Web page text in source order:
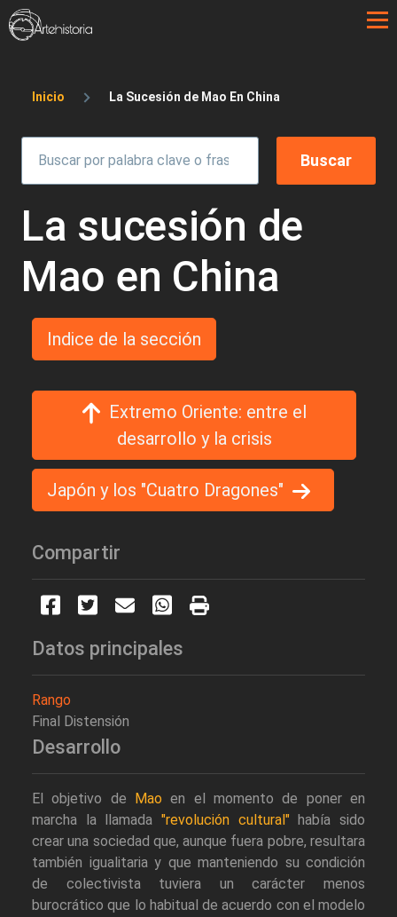
Pasar al contenido principal
Sobrescribir enlaces de ayuda a la
Inicio La Sucesión de Mao En China
La sucesión de
Mao en China
Indice de la sección
Extremo Oriente: entre el
desarrollo y la crisis
Japón y los "Cuatro Dragones"
Compartir
Datos principales
Rango
Final Distensión
Desarrollo
El objetivo de Mao en el momento de poner en
marcha la llamada "revolución cultural"había sido
crear una sociedad que, aunque fuera pobre, resultara
también igualitaria y que manteniendo su condición
de colectivista tuviera un carácter menos
burocrático que lo habitual de acuerdo con el modelo